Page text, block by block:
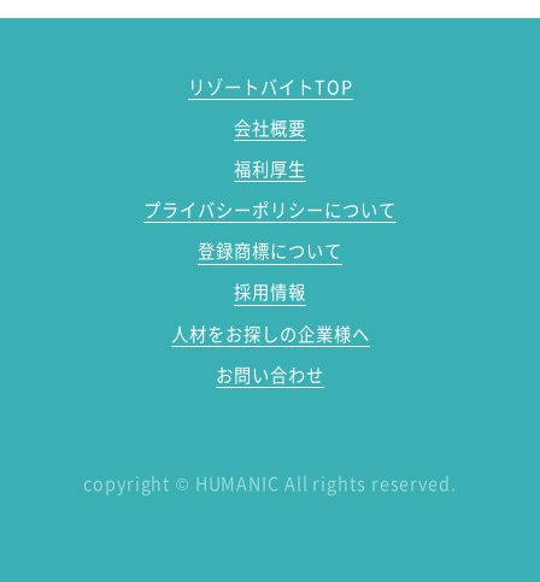
リゾートバイトTOP
会社概要
福利厚生
プライバシーポリシーについて
登録商標について
採用情報
人材をお探しの企業様へ
お問い合わせ
copyright © HUMANIC All rights reserved.